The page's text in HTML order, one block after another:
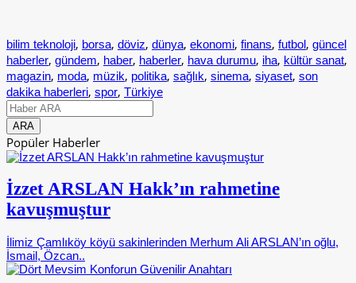
bilim teknoloji, borsa, döviz, dünya, ekonomi, finans, futbol, güncel
haberler, gündem, haber, haberler, hava durumu, iha, kültür sanat,
magazin, moda, müzik, politika, sağlık, sinema, siyaset, son
dakika haberleri, spor, Türkiye
Popüler Haberler
İzzet ARSLAN Hakk’ın rahmetine
kavuşmuştur
İlimiz Çamlıköy köyü sakinlerinden Merhum Ali ARSLAN’ın oğlu,
İsmail, Özcan..